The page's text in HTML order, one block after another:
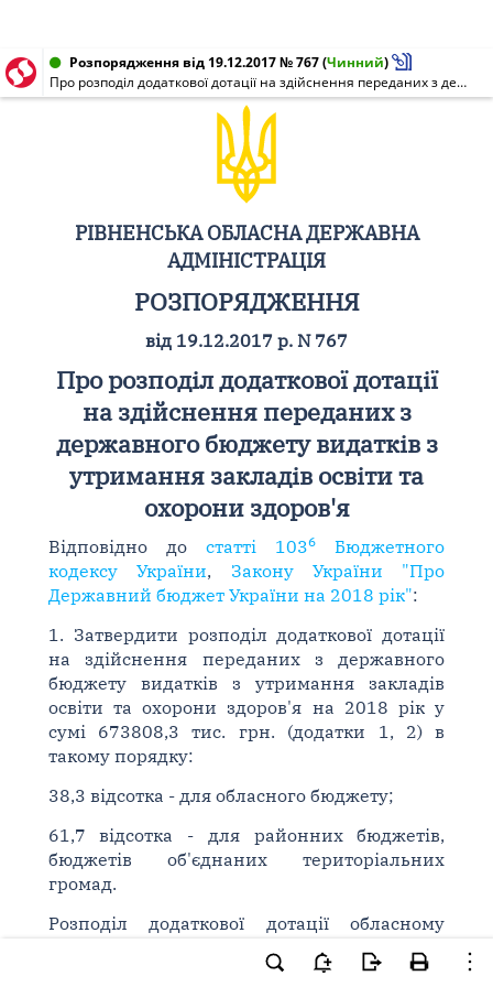
Розпорядження від 19.12.2017 № 767(Чинний)
Про розподіл додаткової дотації на здійснення переданих з державного бюджету видатків з утримання закладів освіти та охорони здоров'я
РІВНЕНСЬКА ОБЛАСНА ДЕРЖАВНА
АДМІНІСТРАЦІЯ
РОЗПОРЯДЖЕННЯ
від 19.12.2017 р. N 767
Про розподіл додаткової дотації
на здійснення переданих з
державного бюджету видатків з
утримання закладів освіти та
охорони здоров'я
Відповідно до статті 1036
Бюджетного
кодексу України, Закону України "Про
Державний бюджет України на 2018 рік":
1. Затвердити розподіл додаткової дотації
на здійснення переданих з державного
бюджету видатків з утримання закладів
освіти та охорони здоров'я на 2018 рік у
сумі 673808,3 тис. грн. (додатки 1, 2) в
такому порядку:
38,3 відсотка - для обласного бюджету;
61,7 відсотка - для районних бюджетів,
бюджетів об'єднаних територіальних
громад.
Розподіл додаткової дотації обласному
бюджету, районним бюджетам та бюджетам
об'єднаних територіальних громад